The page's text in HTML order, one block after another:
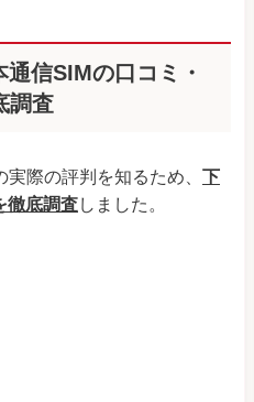
信SIMの口コミ・
調査
実際の評判を知るため、
下
徹底調査しました。